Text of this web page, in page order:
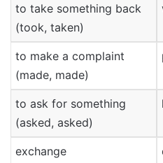
to take something back
(took, taken)
to make a complaint
(made, made)
to ask for something
(asked, asked)
exchange